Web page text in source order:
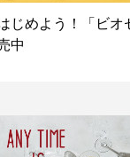
じめよう！「ビオ
中